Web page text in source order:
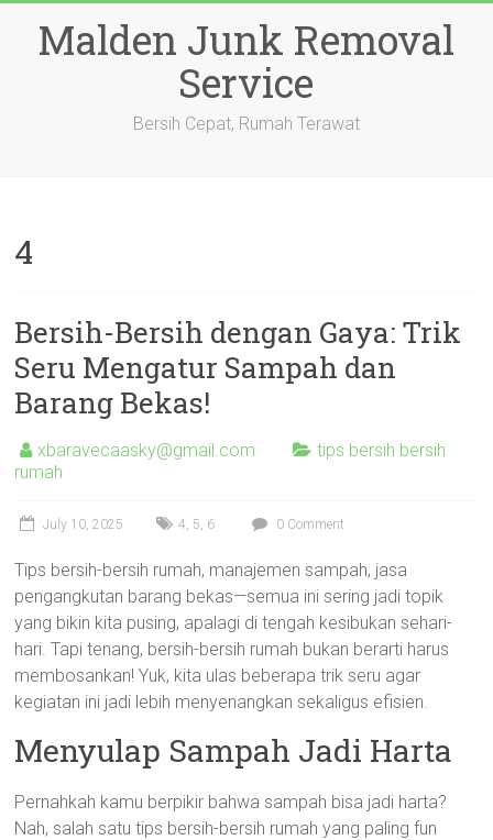
contentMalden Junk Removal
Service
Bersih Cepat, Rumah Terawat
4
Bersih-Bersih dengan Gaya: Trik
Seru Mengatur Sampah dan
Barang Bekas!
xbaravecaasky@gmail.com
tips bersih bersih
rumah
July 10, 2025 4, 5, 6 0 Comment
Tips bersih-bersih rumah, manajemen sampah, jasa
pengangkutan barang bekas—semua ini sering jadi topik
yang bikin kita pusing, apalagi di tengah kesibukan sehari-
hari. Tapi tenang, bersih-bersih rumah bukan berarti harus
membosankan! Yuk, kita ulas beberapa trik seru agar
kegiatan ini jadi lebih menyenangkan sekaligus efisien.
Menyulap Sampah Jadi Harta
Pernahkah kamu berpikir bahwa sampah bisa jadi harta?
Nah, salah satu tips bersih-bersih rumah yang paling fun